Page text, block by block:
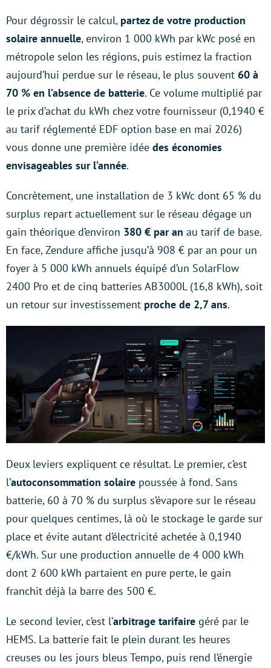
Pour dégrossir le calcul, partez de votre production
solaire annuelle, environ 1 000 kWh par kWc posé en
métropole selon les régions, puis estimez la fraction
aujourd’hui perdue sur le réseau, le plus souvent 60 à
70 % en l’absence de batterie. Ce volume multiplié par
le prix d’achat du kWh chez votre fournisseur (0,1940 €
au tarif réglementé EDF option base en mai 2026)
vous donne une première idée des économies
envisageables sur l’année.
Concrètement, une installation de 3 kWc dont 65 % du
surplus repart actuellement sur le réseau dégage un
gain théorique d’environ 380 € par an au tarif de base.
En face, Zendure affiche jusqu’à 908 € par an pour un
foyer à 5 000 kWh annuels équipé d’un SolarFlow
2400 Pro et de cinq batteries AB3000L (16,8 kWh), soit
un retour sur investissement proche de 2,7 ans.
Deux leviers expliquent ce résultat. Le premier, c’est
l’autoconsommation solaire poussée à fond. Sans
batterie, 60 à 70 % du surplus s’évapore sur le réseau
pour quelques centimes, là où le stockage le garde sur
place et évite autant d’électricité achetée à 0,1940
€/kWh. Sur une production annuelle de 4 000 kWh
dont 2 600 kWh partaient en pure perte, le gain
franchit déjà la barre des 500 €.
Le second levier, c’est l’arbitrage tarifaire géré par le
HEMS. La batterie fait le plein durant les heures
creuses ou les jours bleus Tempo, puis rend l’énergie